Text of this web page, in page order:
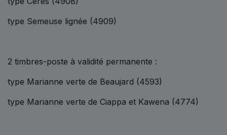
type Semeuse lignée (4909)
2 timbres-poste à validité permanente :
type Marianne verte de Beaujard (4593)
type Marianne verte de Ciappa et Kawena (4774)